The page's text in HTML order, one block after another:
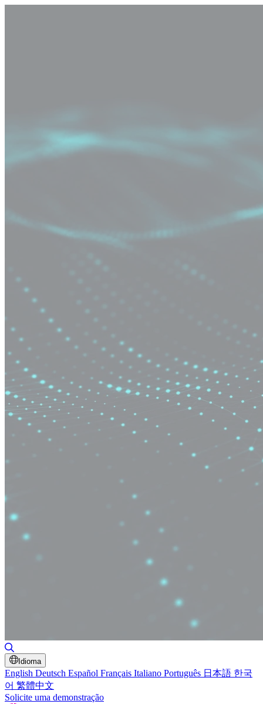
Idioma
English Deutsch Español Français Italiano Português 日本語 한국
어 繁體中文
Solicite uma demonstração